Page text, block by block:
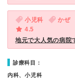
小児科 かぜ
4.5
地元で大人気の病院
診療科目：
内科、小児科